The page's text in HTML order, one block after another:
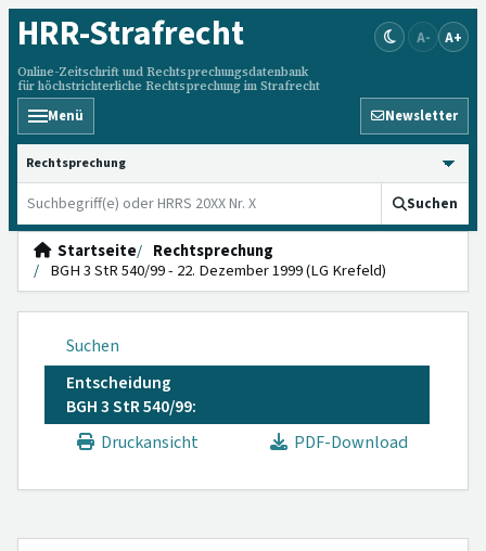
HRR-Strafrecht
Online-Zeitschrift und Rechtsprechungsdatenbank
für höchstrichterliche Rechtsprechung im Strafrecht
A- A+
Menü Newsletter
HRRS durchsuchen
Suchen
Startseite
Rechtsprechung
BGH 3 StR 540/99 - 22. Dezember 1999 (LG Krefeld)
Suchen
Entscheidung
BGH 3 StR 540/99:
Druckansicht
PDF-Download